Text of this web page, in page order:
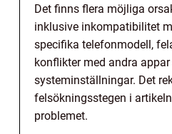
Det finns flera möjliga
inklusive inkompatibilitet
specifika telefonmodell,
konflikter med andra appar
systeminställningar. Det
felsökningsstegen i
problemet.